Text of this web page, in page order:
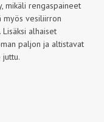
mikäli rengaspaineet
myös vesiliirron
alhaiset
paljon ja altistavat
juttu.